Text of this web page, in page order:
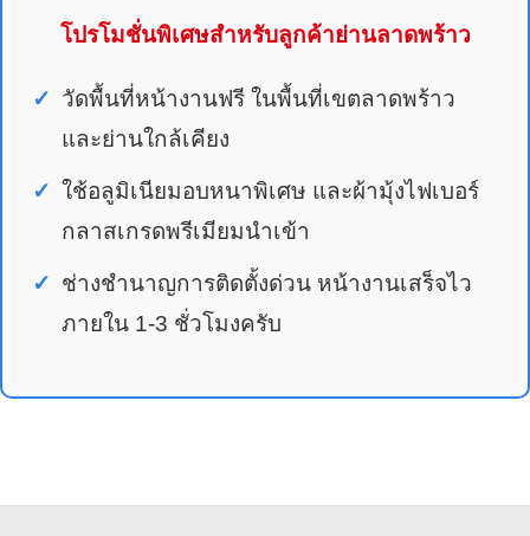
โปรโมชั่นพิเศษสำหรับลูกค้าย่านลาดพร้าว
วัดพื้นที่หน้างานฟรี ในพื้นที่เขตลาดพร้าว
และย่านใกล้เคียง
ใช้อลูมิเนียมอบหนาพิเศษ และผ้ามุ้งไฟเบอร์
กลาสเกรดพรีเมียมนำเข้า
ช่างชำนาญการติดตั้งด่วน หน้างานเสร็จไว
ภายใน 1-3 ชั่วโมงครับ